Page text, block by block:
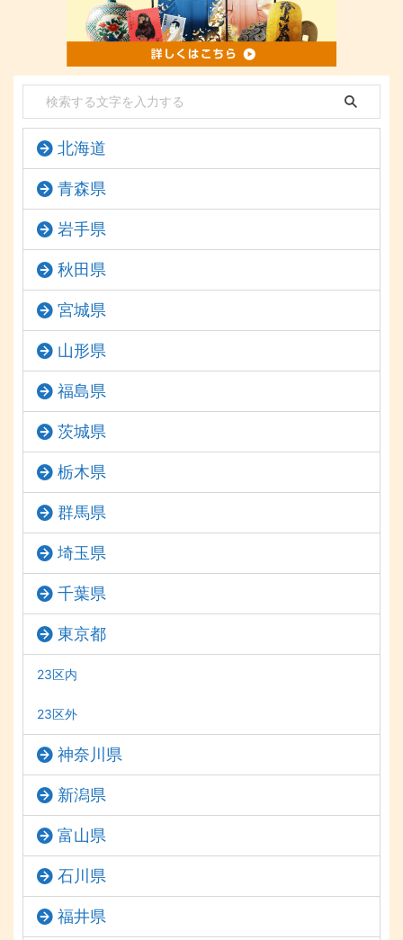
北海道
青森県
岩手県
秋田県
宮城県
山形県
福島県
茨城県
栃木県
群馬県
埼玉県
千葉県
東京都
23区内
23区外
神奈川県
新潟県
富山県
石川県
福井県